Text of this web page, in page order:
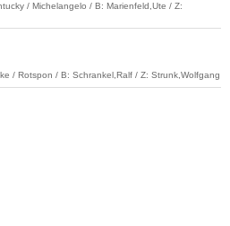
/ Michelangelo / B: Marienfeld,Ute / Z:
/ Rotspon / B: Schrankel,Ralf / Z: Strunk,Wolfgang